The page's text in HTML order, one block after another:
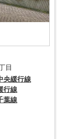
目
央緩行線
行線
葉線